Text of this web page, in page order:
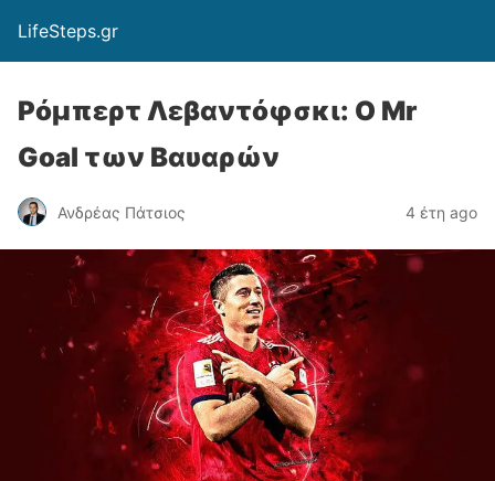
LifeSteps.gr
Ρόμπερτ Λεβαντόφσκι: Ο Mr
Goal των Βαυαρών
Ανδρέας Πάτσιος 4 έτη ago